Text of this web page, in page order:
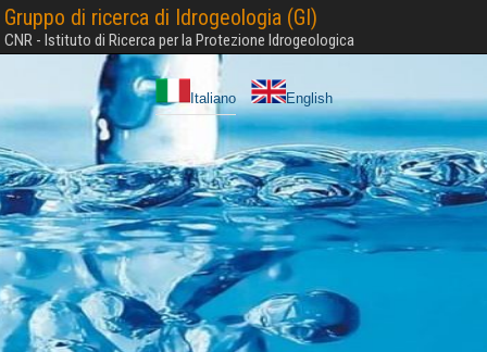
Gruppo di ricerca di Idrogeologia (GI)
CNR - Istituto di Ricerca per la Protezione Idrogeologica
Italiano English